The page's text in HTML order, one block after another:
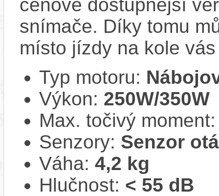
cenově dostupnější
snímače. Díky tomu
místo jízdy na kole
Typ motoru:
Výkon: 250W/350W
Max. točivý
Senzory: Senzor
Váha: 4,2 kg
Hlučnost: < 55 dB